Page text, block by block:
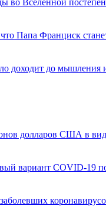
Папа Франциск
доходит до
долларов США в
вариант COVID-19